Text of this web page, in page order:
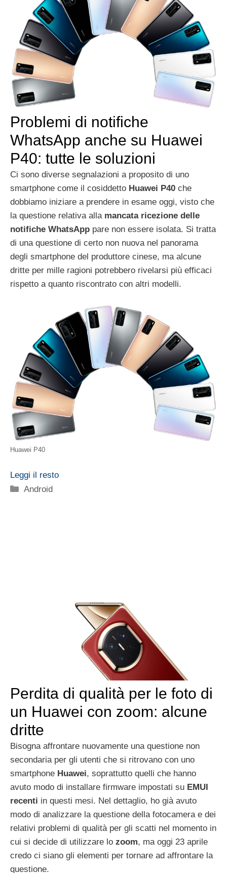
Problemi di notifiche
WhatsApp anche su Huawei
P40: tutte le soluzioni
Ci sono diverse segnalazioni a proposito di uno
smartphone come il cosiddetto Huawei P40 che
dobbiamo iniziare a prendere in esame oggi, visto che
la questione relativa alla mancata ricezione delle
notifiche WhatsApp pare non essere isolata. Si tratta
di una questione di certo non nuova nel panorama
degli smartphone del produttore cinese, ma alcune
dritte per mille ragioni potrebbero rivelarsi più efficaci
rispetto a quanto riscontrato con altri modelli.
Huawei P40
Leggi il resto
Categorie
Android
Perdita di qualità per le foto di
un Huawei con zoom: alcune
dritte
Bisogna affrontare nuovamente una questione non
secondaria per gli utenti che si ritrovano con uno
smartphone Huawei, soprattutto quelli che hanno
avuto modo di installare firmware impostati su EMUI
recenti in questi mesi. Nel dettaglio, ho già avuto
modo di analizzare la questione della fotocamera e dei
relativi problemi di qualità per gli scatti nel momento in
cui si decide di utilizzare lo zoom, ma oggi 23 aprile
credo ci siano gli elementi per tornare ad affrontare la
questione.